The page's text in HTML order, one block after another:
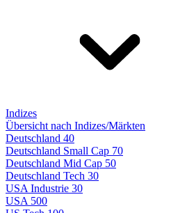
Indizes
Übersicht nach Indizes/Märkten
Deutschland 40
Deutschland Small Cap 70
Deutschland Mid Cap 50
Deutschland Tech 30
USA Industrie 30
USA 500